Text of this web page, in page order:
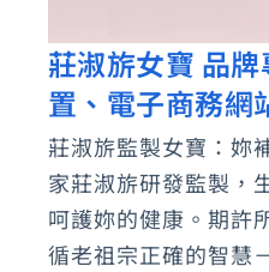
設
計
莊淑旂女寶 品
置、電子商務網
莊淑旂監製女寶：妳
家莊淑旂研發監製，
呵護妳的健康。期許
循老祖宗正確的智慧
莊
淑
旂
女
寶
品